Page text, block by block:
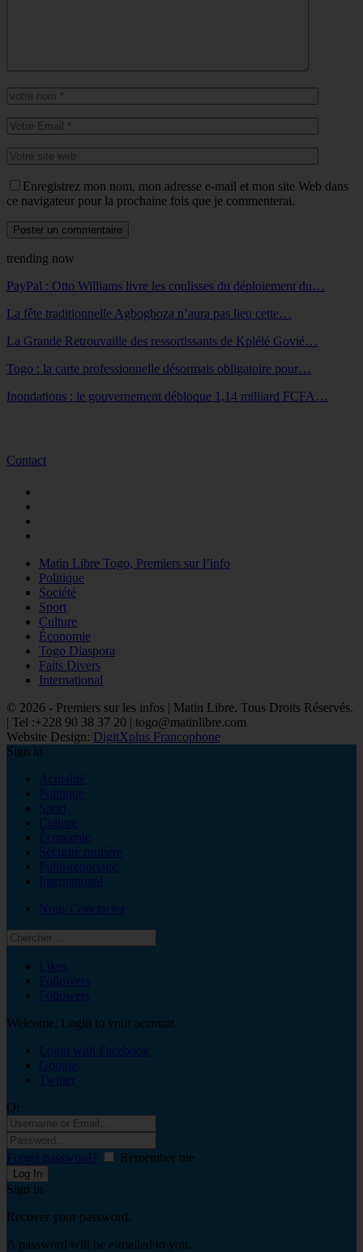
Enregistrez mon nom, mon adresse e-mail et mon site Web dans
ce navigateur pour la prochaine fois que je commenterai.
trending now
PayPal : Otto Williams livre les coulisses du déploiement du…
La fête traditionnelle Agbogboza n’aura pas lieu cette…
La Grande Retrouvaille des ressortissants de Kplélé Govié…
Togo : la carte professionnelle désormais obligatoire pour…
Inondations : le gouvernement débloque 1,14 milliard FCFA…
Contact
Matin Libre Togo, Premiers sur l’info
Politique
Société
Sport
Culture
Économie
Togo Diaspora
Faits Divers
International
© 2026 - Premiers sur les infos | Matin Libre. Tous Droits Réservés.
| Tel :+228 90 38 37 20 | togo@matinlibre.com
Website Design: DigitXplus Francophone
Sign in
Actualité
Politique
Sport
Culture
Économie
Sécurité routière
Publi-reportage
International
Nous Conctacter
Likes
Followers
Followers
Welcome, Login to your account.
Login with Facebook
Google
Twitter
Or
Forget password? Remember me
Sign in
Recover your password.
A password will be e-mailed to you.